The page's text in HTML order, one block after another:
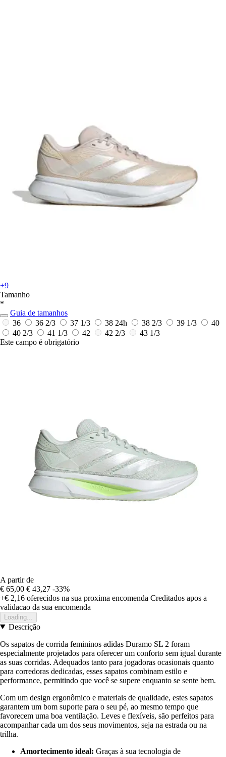
+9
Tamanho
*
Guia de tamanhos
36
36 2/3 37 1/3 38 24h 38 2/3 39 1/3
40
40 2/3
41 1/3 42 42 2/3
43 1/3
Este campo é obrigatório
A partir de
€ 65,00 € 43,27 -33%
+€ 2,16 oferecidos na sua proxima encomenda Creditados apos a
validacao da sua encomenda
Loading...
Descrição
Os sapatos de corrida femininos adidas Duramo SL 2 foram
especialmente projetados para oferecer um conforto sem igual durante
as suas corridas. Adequados tanto para jogadoras ocasionais quanto
para corredoras dedicadas, esses sapatos combinam estilo e
performance, permitindo que você se supere enquanto se sente bem.
Com um design ergonômico e materiais de qualidade, estes sapatos
garantem um bom suporte para o seu pé, ao mesmo tempo que
favorecem uma boa ventilação. Leves e flexíveis, são perfeitos para
acompanhar cada um dos seus movimentos, seja na estrada ou na
trilha.
Amortecimento ideal: Graças à sua tecnologia de